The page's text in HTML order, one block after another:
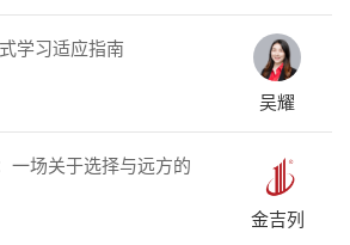
学习适应指南
吴耀
一场关于选择与远方的
金吉列